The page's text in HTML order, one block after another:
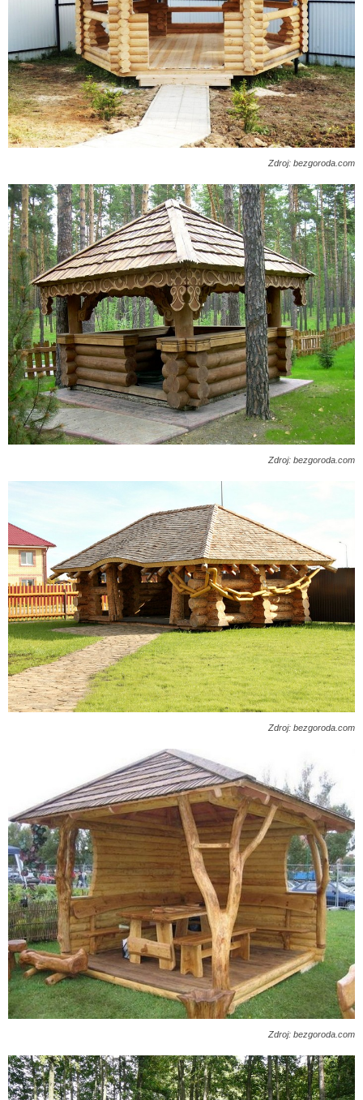
Zdroj: bezgoroda.com
Zdroj: bezgoroda.com
Zdroj: bezgoroda.com
Zdroj: bezgoroda.com